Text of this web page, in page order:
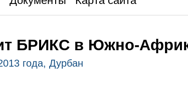
БРИКС в Южно-
года, Дурбан